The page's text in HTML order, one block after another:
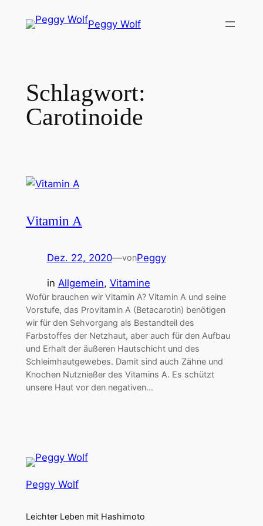
Inhalt
Peggy Wolf
Schlagwort:
Carotinoide
Vitamin A
Dez. 22, 2020—vonPeggy
in Allgemein, Vitamine
Wofür brauchen wir Vitamin A? Vitamin A und seine
Vorstufe, das Provitamin A (Betacarotin) benötigen
wir für den Sehvorgang als Bestandteil des
Farbstoffes der Netzhaut, aber auch für den Aufbau
und Erhalt der äußeren Hautschicht und des
Schleimhautgewebes. Damit sind auch Zähne und
Knochen Nutznießer des Vitamins A. Es schützt
unsere Haut vor den negativen…
Peggy Wolf
Leichter Leben mit Hashimoto